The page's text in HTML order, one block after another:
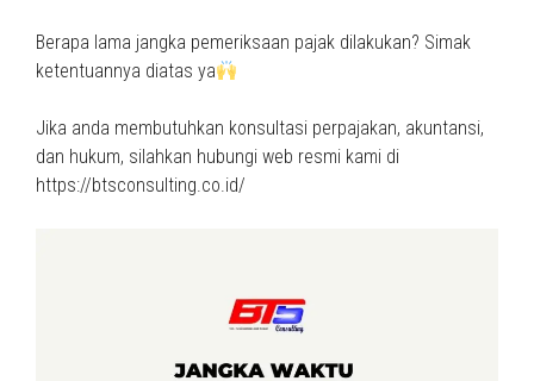
Berapa lama jangka pemeriksaan pajak dilakukan? Simak
ketentuannya diatas ya
Jika anda membutuhkan konsultasi perpajakan, akuntansi,
dan hukum, silahkan hubungi web resmi kami di
https://btsconsulting.co.id/